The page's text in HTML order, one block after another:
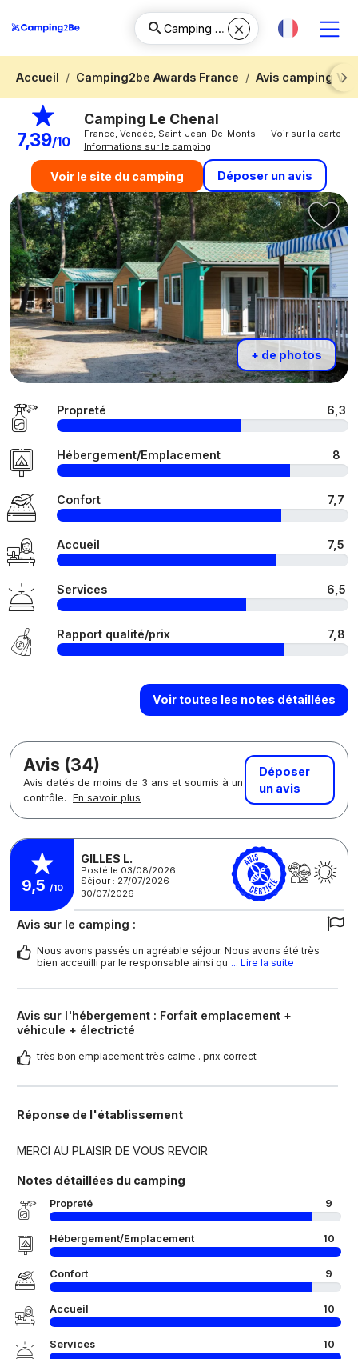
Accueil Camping2be Awards France
Avis camping
Next
7,39/10
Camping Le Chenal
France, Vendée, Saint-Jean-De-Monts
Voir sur la carte
Informations sur le camping
Voir le site du camping Déposer un avis
+ de photos
Propreté 6,3
Hébergement/Emplacement 8
Confort 7,7
Accueil 7,5
Services 6,5
Rapport qualité/prix 7,8
Voir toutes les notes détaillées
Avis (34)
Avis datés de moins de 3 ans et soumis à un
contrôle. En savoir plus
Déposer
un avis
9,5 /10
GILLES L.
Posté le 03/08/2026
Séjour : 27/07/2026 -
30/07/2026
Avis sur le camping :
Nous avons passés un agréable séjour. Nous avons été très
bien acceuilli par le responsable ainsi qu ... Lire la suite
Avis sur l'hébergement : Forfait emplacement +
véhicule + électricté
très bon emplacement très calme . prix correct
Réponse de l'établissement
MERCI AU PLAISIR DE VOUS REVOIR
Notes détaillées du camping
Propreté 9
Hébergement/Emplacement 10
Confort 9
Accueil 10
Services 10